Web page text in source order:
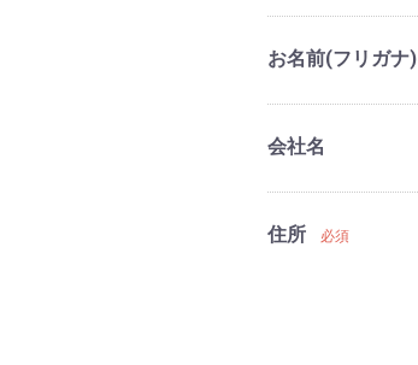
お名前(フリガナ)
会社名
住所 必須